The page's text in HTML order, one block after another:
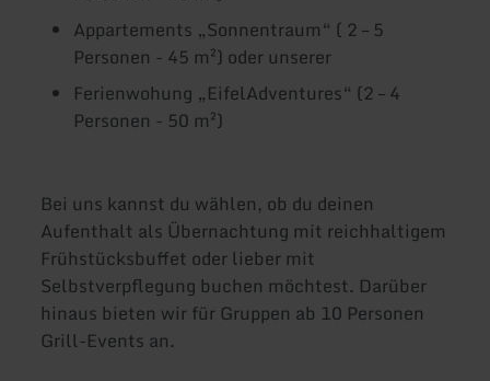
Appartements „Sonnentraum“ ( 2 – 5
Personen - 45 m²) oder unserer
Ferienwohung „EifelAdventures“ (2 – 4
Personen - 50 m²)
Bei uns kannst du wählen, ob du deinen
Aufenthalt als Übernachtung mit reichhaltigem
Frühstücksbuffet oder lieber mit
Selbstverpflegung buchen möchtest. Darüber
hinaus bieten wir für Gruppen ab 10 Personen
Grill-Events an.